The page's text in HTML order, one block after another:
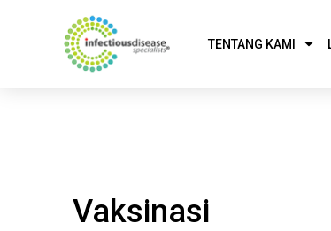
TENTANG KAMI
Vaksinasi